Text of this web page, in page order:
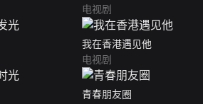
电视剧
我在香港遇见他
电视剧
青春朋友圈